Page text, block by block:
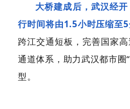
大桥建成后，武汉经
行时间将由1.5小时压缩至
跨江交通短板，完善国家
通道体系，助力武汉都市圈
型。